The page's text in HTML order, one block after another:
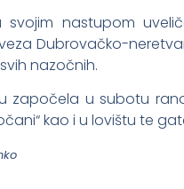
svojim nastupom
Dubrovačko-
nazočnih.
započela u subotu
kao i u lovištu te